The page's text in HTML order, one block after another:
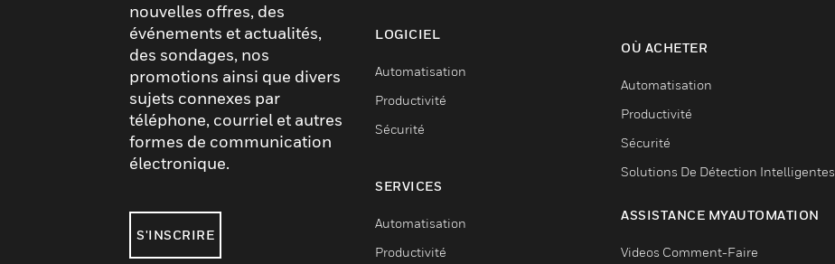
nouvelles offres, des
événements et actualités,
des sondages, nos
promotions ainsi que divers
sujets connexes par
téléphone, courriel et autres
formes de communication
électronique.
S'INSCRIRE
LOGICIEL
Automatisation
Productivité
Sécurité
SERVICES
Automatisation
Productivité
OÙ ACHETER
Automatisation
Productivité
Sécurité
Solutions De Détection Intelligentes
ASSISTANCE MYAUTOMATION
Videos Comment-Faire